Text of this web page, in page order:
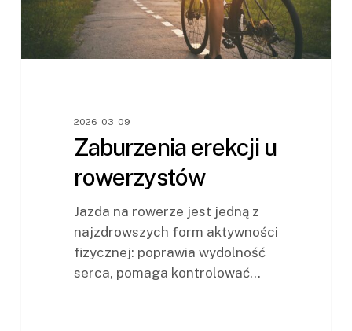
2026-03-09
Zaburzenia erekcji u
rowerzystów
Jazda na rowerze jest jedną z
najzdrowszych form aktywności
fizycznej: poprawia wydolność
serca, pomaga kontrolować…